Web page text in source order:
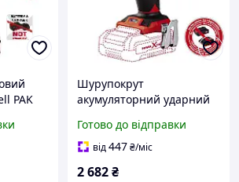
PAK
Шурупокрут
акумуляторний ударний
i-Solo (без АКБ і ЗП)
Готово до відправки
від447₴/міс
2 682₴